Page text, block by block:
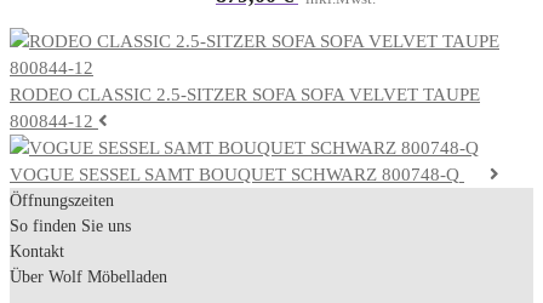
RODEO CLASSIC 2.5-SITZER SOFA SOFA VELVET TAUPE
800844-12
VOGUE SESSEL SAMT BOUQUET SCHWARZ 800748-Q
Öffnungszeiten
So finden Sie uns
Kontakt
Über Wolf Möbelladen